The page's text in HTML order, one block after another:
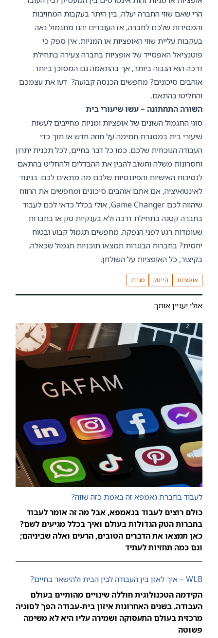
הרי שאם שווי החברה יעלה, בין היתר בעקבות המחויבות
והמסירות שלכם לחברה, אז העובדים יהנו מתגמול נאה
בעקבות עליית שווי האופציות או המניות. אין ספק כי
פוטנציאל האפסייד של אופציות בחברה צעירה בתחילת
דרכה הוא הגבוה ביותר, אך בהתאמה גם המסוכן ביותר.
אוהבים סיכונים? מחפשים הכנסה קבועה? דעו את עצמכם
והחליטו בהתאם.
השורה התחתונה – עשו שיעורי בית
סוגי התגמול השונים של אופציות ומניות מחייבים לעשות
שיעורי בית במסגרת חתימה על חוזה חדש או תוך כדי
העבודה הנוכחית שלכם. כמו כל דבר בחיים, לכל תכנית יתרון
וחסרונות משלה וחשוב להבין את ההבדלים ולהחליט בהתאם
לנסיבות האישיות והפיננסיות שלכם מה מתאים לכם. בניגוד
לאינטואיציה, אם אתם אוהבים סיכונים ומחפשים את הרווח
שיהווה לכם Game Changer, אולי בכלל כדאי לכם לעבוד
בחברה קטנה בתחילת דרכה ולא בענקיות טק או בחברות
שעומדות רגע לפני הנפקה. מחפשים תגמול קבוע ובטוח
יחסית? בחברות הבוגרות תמצאו תוכניות תגמול שכאלה.
בקיצור, כל האופציות על השולחן.
אופציות הייטק מניות
אולי יעניין אותך
לעבוד בחברת גאמפא זה באמת כזה שווה?
כולם רוצים לעבוד בגאמפא, אבל מה זה אומר לעבוד
בחברות הטק הגדולות בעולם ואיך בכלל מגיעים לשם?
כאן תמצאו את הדברים הטובים, הרעים ואלה שביניהם;
וגם כמה תחזיות לעתיד
WLB – איך לאזן בין העבודה לבין הבית ולהישאר בחיים?
הקידמה הטכנולוגית חוללה שינויים מהותיים בעולם
העבודה. בשנים האחרונות איזון בית-עבודה הפך לסוגיה
מרכזית בעולם התעסוקה ושמירה עליו היא לא משימה
פשוטה